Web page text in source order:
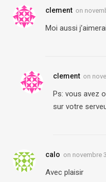
clement on
Moi aussi
clement on
Ps: vous avez
sur votre
calo on novembre
Avec plaisir